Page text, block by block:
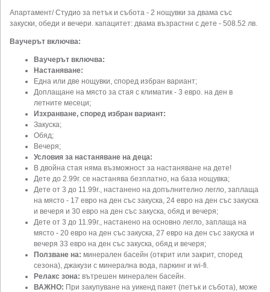
Апартамент/ Студио за петък и събота - 2 нощувки за двама със
закуски, обеди и вечери. капацитет: двама възрастни с дете - 508.52 лв.
Ваучерът включва:
Ваучерът включва:
Настаняване:
Една или две нощувки, според избран вариант;
Доплащане на място за стая с климатик - 3 евро. на ден в
летните месеци;
Изхранване, според избран вариант:
Закуска;
Обяд;
Вечеря;
Условия за настаняване на деца:
В двойна стая няма възможност за настаняване на дете!
Дете до 2.99г. се настанява безплатно, на база нощувка;
Дете от 3 до 11.99г., настанено на допълнително легло, заплаща
на място - 17 евро на ден със закуска, 24 евро на ден със закуска
и вечеря и 30 евро на ден със закуска, обяд и вечеря;
Дете от 3 до 11.99г., настанено на основно легло, заплаща на
място - 20 евро на ден със закуска, 27 евро на ден със закуска и
вечеря 33 евро на ден със закуска, обяд и вечеря;
Ползване на: минерален басейн (открит или закрит, според
сезона), джакузи с минерална вода, паркинг и wi-fi.
Релакс зона: вътрешен минерален басейн.
ВАЖНО: При закупуване на уикенд пакет (петък и събота), може